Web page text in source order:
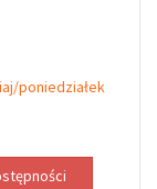
poniedziałek